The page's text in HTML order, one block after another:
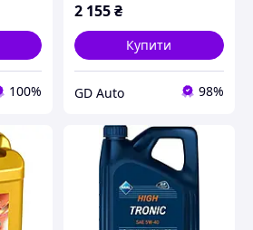
100%
2 155₴
Купити
GD Auto 98%